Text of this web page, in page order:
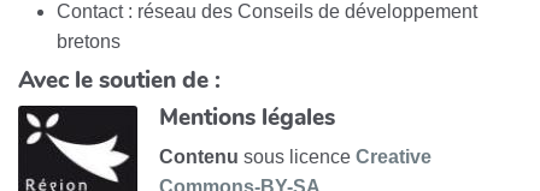
Contact : réseau des Conseils de développement
bretons
Avec le soutien de :
Mentions légales
Contenu sous licence Creative